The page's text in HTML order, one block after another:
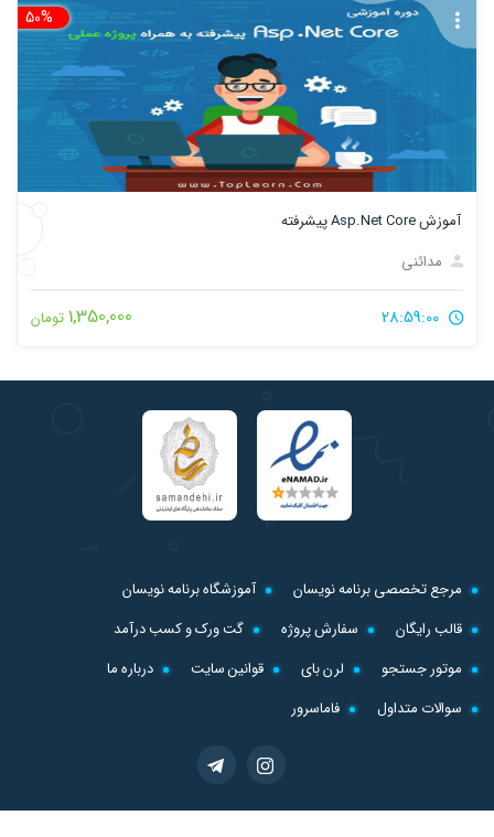
50%
آموزش Asp.Net Core پیشرفته
مدائنی
1,350,000تومان
مرجع تخصصی برنامه نویسان
آموزشگاه برنامه نویسان
قالب رایگان
سفارش پروژه
گت ورک و کسب درآمد
موتور جستجو
لرن بای قوانین سایت
درباره ما
سوالات متداول
فاماسرور